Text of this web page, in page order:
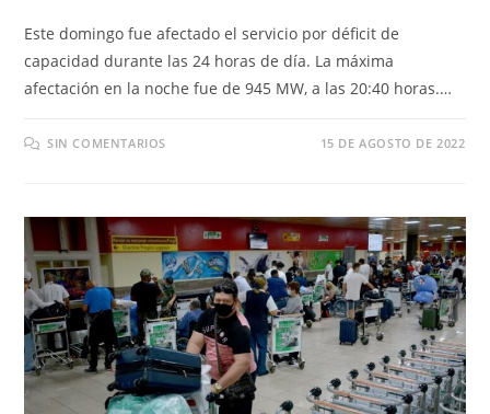
Este domingo fue afectado el servicio por déficit de
capacidad durante las 24 horas de día. La máxima
afectación en la noche fue de 945 MW, a las 20:40 horas.…
SIN COMENTARIOS 15 DE AGOSTO DE 2022